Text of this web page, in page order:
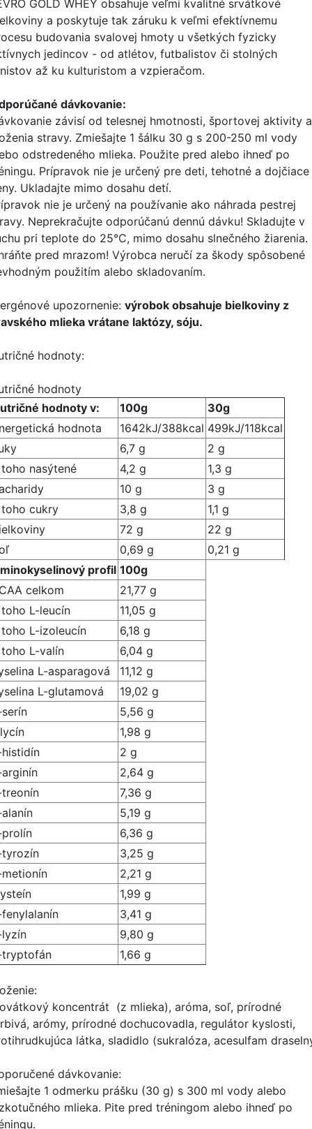
GOLD WHEY obsahuje veľmi kvalitné srvátkové
a poskytuje tak záruku k veľmi efektívnemu
budovania svalovej hmoty u všetkých fyzicky
jedincov - od atlétov, futbalistov či stolných
až ku kulturistom a vzpieračom.
dávkovanie:
závisí od telesnej hmotnosti, športovej aktivity a
stravy. Zmiešajte 1 šálku 30 g s 200-250 ml vody
odstredeného mlieka. Použite pred alebo ihneď po
Prípravok nie je určený pre deti, tehotné a dojčiace
Ukladajte mimo dosahu detí.
nie je určený na používanie ako náhrada pestrej
Neprekračujte odporúčanú dennú dávku! Skladujte v
pri teplote do 25°C, mimo dosahu slnečného žiarenia.
pred mrazom! Výrobca neručí za škody spôsobené
použitím alebo skladovaním.
upozornenie: výrobok obsahuje bielkoviny z
mlieka vrátane laktózy, sóju.
hodnoty:
hodnoty
hodnoty v:
100g
30g
hodnota
1642kJ/388kcal 499kJ/118kcal
6,7 g
2 g
nasýtené
4,2 g
1,3 g
10 g
3 g
cukry
3,8 g
1,1 g
72 g
22 g
0,69 g
0,21 g
profil 100g
celkom
21,77 g
L-leucín
11,05 g
L-izoleucín
6,18 g
L-valín
6,04 g
L-asparagová
11,12 g
L-glutamová
19,02 g
5,56 g
1,98 g
2 g
2,64 g
7,36 g
5,19 g
prolín
6,36 g
tyrozín
3,25 g
2,21 g
1,99 g
3,41 g
lyzín
9,80 g
tryptofán
1,66 g
koncentrát (z mlieka), aróma, soľ, prírodné
arómy, prírodné dochucovadla, regulátor kyslosti,
látka, sladidlo (sukralóza, acesulfam
dávkovanie:
1 odmerku prášku (30 g) s 300 ml vody alebo
mlieka. Pite pred tréningom alebo ihneď po